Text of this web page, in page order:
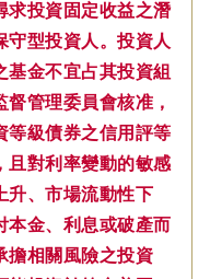
求投資固定收益之潛
守型投資人。投資人
金不宜占其投資組
管理委員會核准，
等級債券之信用評等
且對利率變動的敏感
升、市場流動性下
本金、利息或破產而
擔相關風險之投資